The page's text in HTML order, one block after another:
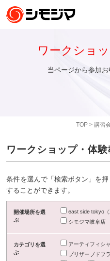
TOP> 講習
ワークショ
当ページから参加お
ワークショップ・体
条件を選んで「検索ボタン」を
することができます。
開催場所を選
ぶ
east side tokyo（
シモジマ岐阜店
カテゴリを選
ぶ
アーティフィシ
プリザーブドフ